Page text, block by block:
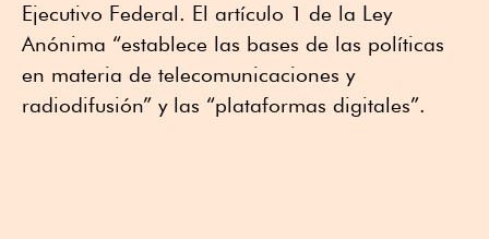
Ejecutivo Federal. El artículo 1 de la Ley
Anónima “establece las bases de las políticas
en materia de telecomunicaciones y
radiodifusión” y las “plataformas digitales”.